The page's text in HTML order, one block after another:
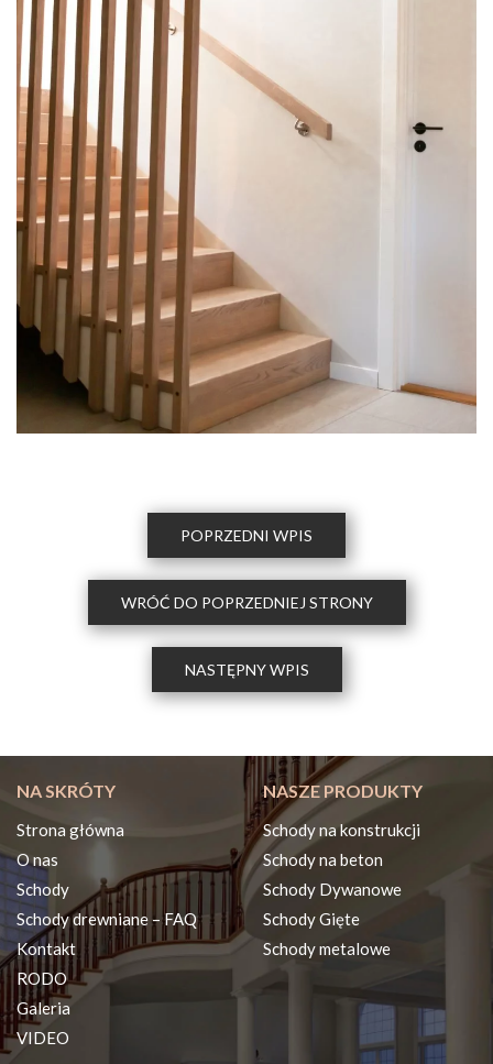
POPRZEDNI WPIS
WRÓĆ DO POPRZEDNIEJ STRONY
NASTĘPNY WPIS
NA SKRÓTY
Strona główna
O nas
Schody
Schody drewniane – FAQ
Kontakt
RODO
Galeria
VIDEO
NASZE PRODUKTY
Schody na konstrukcji
Schody na beton
Schody Dywanowe
Schody Gięte
Schody metalowe